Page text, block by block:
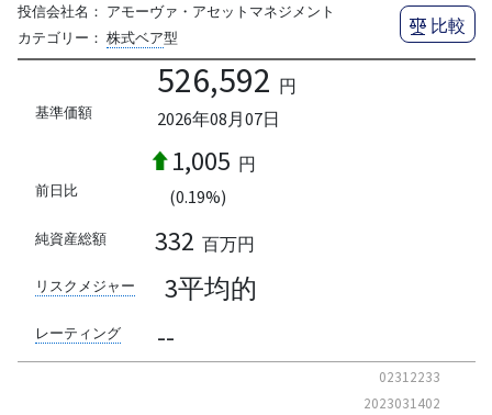
投信会社名： アモーヴァ・アセットマネジメント
カテゴリー： 株式ベア型
比較
基準価額
526,592 円
2026年08月07日
前日比
1,005 円
(0.19%)
純資産総額 332 百万円
リスクメジャー 3平均的
レーティング --
02312233
2023031402